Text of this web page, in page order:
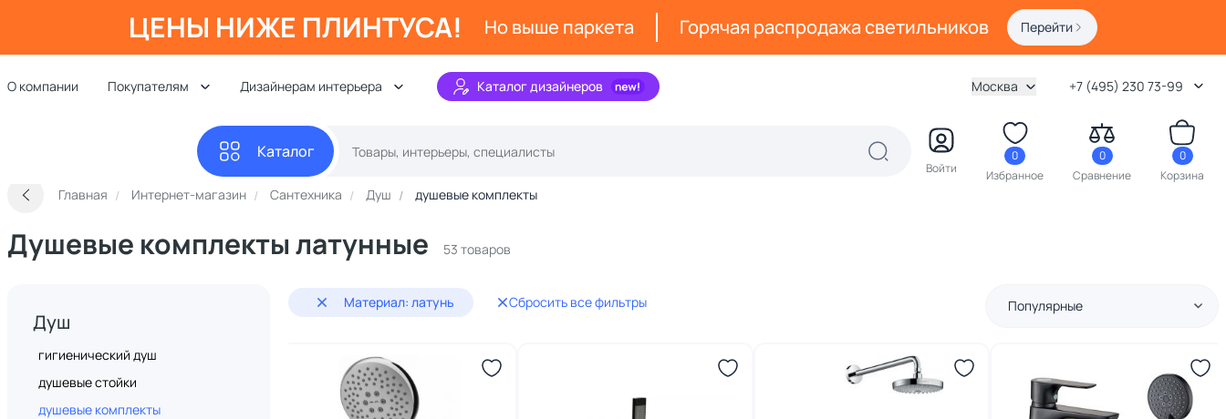
ЦЕНЫ НИЖЕ ПЛИНТУСА! Но выше паркета Горячая распродажа светильников Перейти
О компании Покупателям Дизайнерам интерьера Каталог дизайнеров Москва +7 (495) 230 73-99
Каталог
Войти
0
Избранное
0
Сравнение
0
Корзина
Главная Интернет-магазин Сантехника Душ душевые комплекты
Душевые комплекты латунные 53 товаров
Душ
гигиенический душ
душевые стойки
душевые комплекты
Материал: латунь Сбросить все фильтры Популярные